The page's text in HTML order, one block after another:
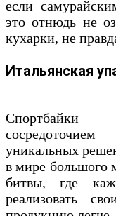
если
это отнюдь не
кухарки, не
Итальянская
Спортбайки
уникальных
в мире большого
битвы, где
реализовать